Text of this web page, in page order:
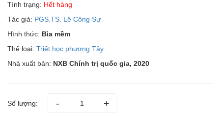
Tình trạng: Hết hàng
Tác giả: PGS.TS. Lê Công Sự
Hình thức: Bìa mềm
Thể loại: Triết học phương Tây
Nhà xuất bản: NXB Chính trị quốc gia, 2020
Số lượng: